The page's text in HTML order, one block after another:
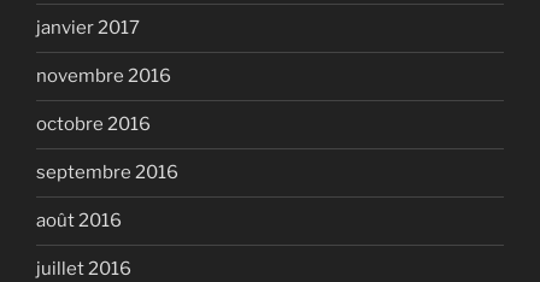
janvier 2017
novembre 2016
octobre 2016
septembre 2016
août 2016
juillet 2016